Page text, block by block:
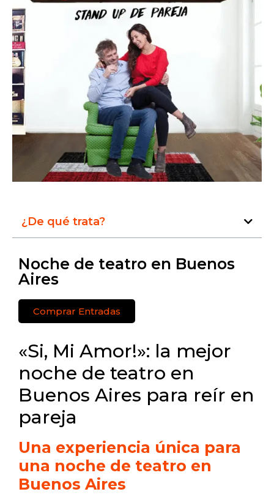
¿De qué trata?
Noche de teatro en Buenos
Aires
Comprar Entradas
«Si, Mi Amor!»: la mejor
noche de teatro en
Buenos Aires para reír en
pareja
Una experiencia única para
una noche de teatro en
Buenos Aires